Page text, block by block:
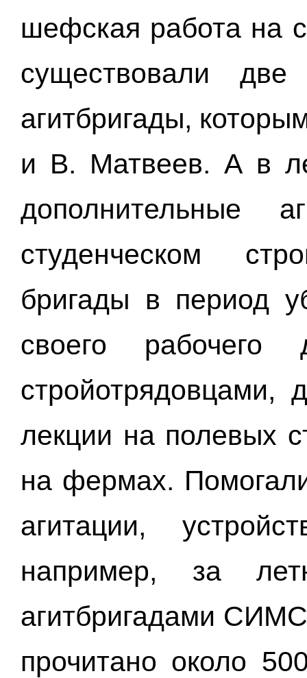
шефская работа на
существовали
агитбригады,
и В. Матвеев. А в
дополнительные
студенческом
бригады в период
своего
стройотрядовцами,
лекции на полевых
на фермах.
агитации,
например, за
агитбригадами
прочитано около